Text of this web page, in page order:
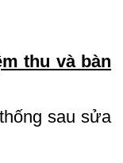
thu và bàn
sau sửa